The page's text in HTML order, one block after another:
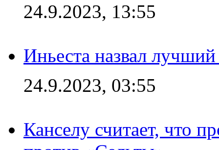
24.9.2023, 13:55
Иньеста назвал
24.9.2023, 03:55
Канселу считает, что